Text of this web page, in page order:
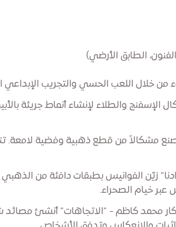
خلال اللعب الحسي والتجريب الإبداعي
والطلاء لإنشاء أنماط جريئة
مشكالاً من قطع ذهبية وفضية لامعة.
زيّن الفوانيس بطبقات دافئة من
خيام الصحراء.
محمد كاظم - "الاتجاهات" أنشئ